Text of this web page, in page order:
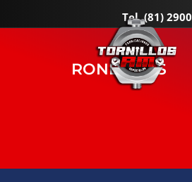
Tel.(81)
RONDANAS